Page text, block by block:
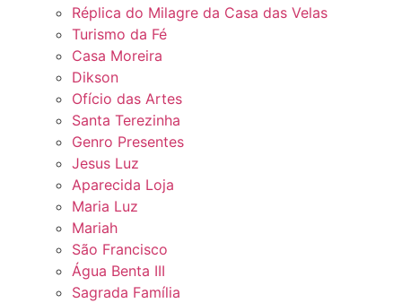
Réplica do Milagre da Casa das Velas
Turismo da Fé
Casa Moreira
Dikson
Ofício das Artes
Santa Terezinha
Genro Presentes
Jesus Luz
Aparecida Loja
Maria Luz
Mariah
São Francisco
Água Benta III
Sagrada Família